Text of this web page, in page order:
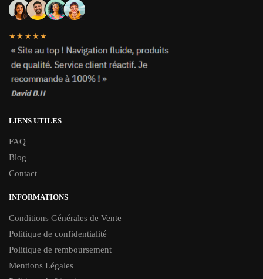
★★★★★
LIENS UTILES
FAQ
Blog
Contact
INFORMATIONS
Conditions Générales de Vente
Politique de confidentialité
Politique de remboursement
Mentions Légales